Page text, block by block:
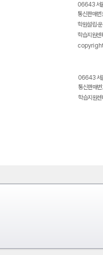
06643 서
통신판매
학원설립·
학습지원
06643 서
통신판매
학습지원